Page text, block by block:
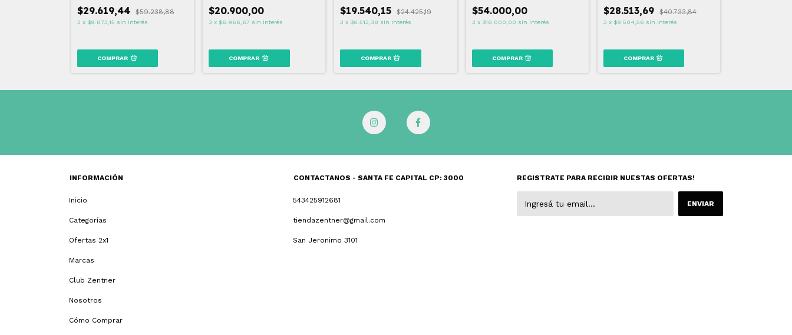
$29.619,44 $59.238,88
3 x $9.873,15 sin interés
$20.900,00
3 x $6.966,67 sin interés
$19.540,15 $24.425,19
3 x $6.513,38 sin interés
$54.000,00
3 x $18.000,00 sin interés
$28.513,69 $40.733,84
3 x $9.504,56 sin interés
INFORMACIÓN
Inicio
Categorías
Ofertas 2x1
Marcas
Club Zentner
Nosotros
Cómo Comprar
CONTACTANOS - SANTA FE CAPITAL CP: 3000
543425912681
tiendazentner@gmail.com
San Jeronimo 3101
REGISTRATE PARA RECIBIR NUESTAS OFERTAS!